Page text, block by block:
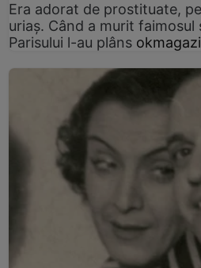
Era adorat de prostituate,
uriaș. Când a murit
Parisului l-au plâns